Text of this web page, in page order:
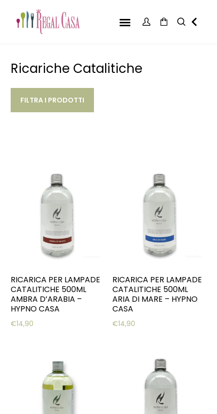
Ricariche Catalitiche
FILTRA I PRODOTTI
RICARICA PER LAMPADE
CATALITICHE 500ML
AMBRA D’ARABIA –
HYPNO CASA
€14,90
RICARICA PER LAMPADE
CATALITICHE 500ML
ARIA DI MARE – HYPNO
CASA
€14,90